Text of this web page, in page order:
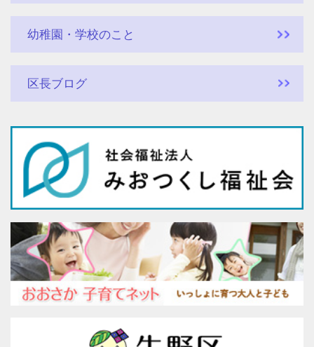
幼稚園・学校のこと
区長ブログ